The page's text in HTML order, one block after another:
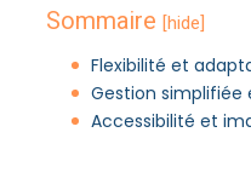
Sommaire [hide]
Flexibilité et
Gestion
Accessibilité et